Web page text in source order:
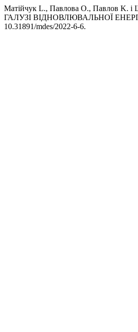
Матійчук L., Павлова O.,
ГАЛУЗІ ВІДНОВЛЮВАЛЬНОЇ
10.31891/mdes/2022-6-6.